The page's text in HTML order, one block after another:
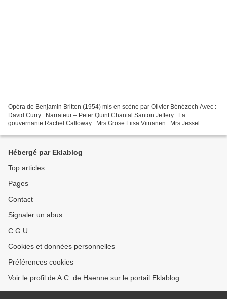
Opéra de Benjamin Britten (1954) mis en scène par Olivier Bénézech Avec :
David Curry : Narrateur – Peter Quint Chantal Santon Jeffery : La
gouvernante Rachel Calloway : Mrs Grose Liisa Viinanen : Mrs Jessel
Hébergé par Eklablog
Top articles
Pages
Contact
Signaler un abus
C.G.U.
Cookies et données personnelles
Préférences cookies
Voir le profil de A.C. de Haenne sur le portail Eklablog